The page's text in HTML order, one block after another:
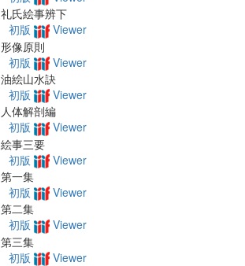
礼氏絵事辨下
初版
Viewer
形像原則
初版
Viewer
油絵山水訣
初版
Viewer
人体解剖編
初版
Viewer
絵事三要
初版
Viewer
第一集
初版
Viewer
第二集
初版
Viewer
第三集
初版
Viewer